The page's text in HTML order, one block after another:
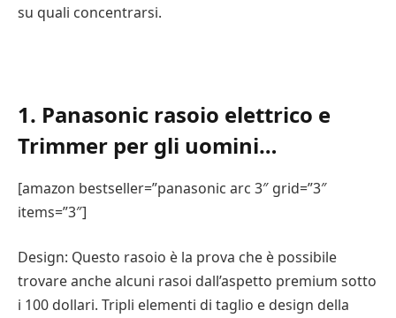
su quali concentrarsi.
1. Panasonic rasoio elettrico e
Trimmer per gli uomini…
[amazon bestseller=”panasonic arc 3″ grid=”3″
items=”3″]
Design: Questo rasoio è la prova che è possibile
trovare anche alcuni rasoi dall’aspetto premium sotto
i 100 dollari. Tripli elementi di taglio e design della